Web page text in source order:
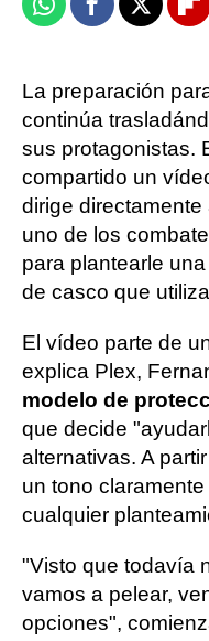
WhatsappFacebook
X
La preparación
continúa
sus protagonistas.
compartido un
dirige directamente
uno de los
para plantearle
de casco que
El vídeo parte de
explica Plex,
modelo de
que decide
alternativas. A
un tono
cualquier
"Visto que todavía
vamos a pelear,
opciones",